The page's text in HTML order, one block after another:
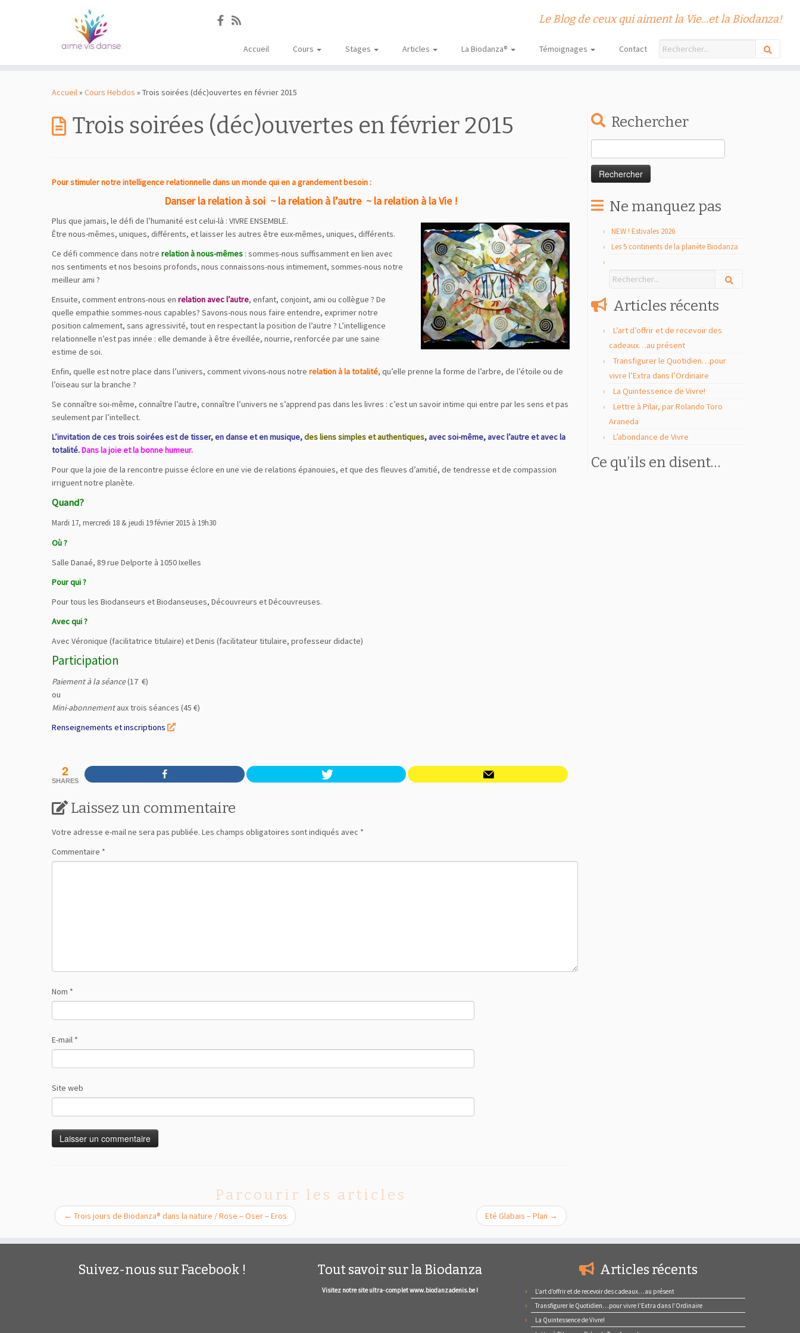
Le Blog de ceux qui aiment la Vie…et la Biodanza!
Accueil Cours Stages Articles La Biodanza® Témoignages Contact
Accueil» Cours Hebdos » Trois soirées (déc)ouvertes en février 2015
Trois soirées (déc)ouvertes en février 2015
Pour stimuler notre intelligence relationnelle dans un monde qui en a grandement besoin :
Danser la relation à soi ~la relation à l’autre ~ la relation à la Vie !
Plus que jamais, le défi de l’humanité est celui-là : VIVRE ENSEMBLE.
Être nous-mêmes, uniques, différents, et laisser les autres être eux-mêmes, uniques, différents.
Ce défi commence dans notre relation à nous-mêmes : sommes-nous suffisamment en lien avec
nos sentiments et nos besoins profonds, nous connaissons-nous intimement, sommes-nous notre
meilleur ami ?
Ensuite, comment entrons-nous en relation avec l’autre, enfant, conjoint, ami ou collègue ? De
quelle empathie sommes-nous capables? Savons-nous nous faire entendre, exprimer notre
position calmement, sans agressivité, tout en respectant la position de l’autre ? L’intelligence
relationnelle n’est pas innée : elle demande à être éveillée, nourrie, renforcée par une saine
estime de soi.
Enfin, quelle est notre place dans l’univers, comment vivons-nous notre relation à la totalité, qu’elle prenne la forme de l’arbre, de l’étoile ou de
l’oiseau sur la branche ?
Se connaître soi-même, connaître l’autre, connaître l’univers ne s’apprend pas dans les livres : c’est un savoir intime qui entre par les sens et pas
seulement par l’intellect.
L’invitation de ces trois soirées est de tisser, en danse et en musique,des liens simples et authentiques, avec soi-même, avec l’autre et avec la
totalité.Dans la joie et la bonne humeur.
Pour que la joie de la rencontre puisse éclore en une vie de relations épanouies, et que des fleuves d’amitié, de tendresse et de compassion
irriguent notre planète.
Quand?
Mardi 17, mercredi 18 & jeudi 19 février 2015 à 19h30
Où ?
Salle Danaé, 89 rue Delporte à 1050 Ixelles
Pour qui ?
Pour tous les Biodanseurs et Biodanseuses, Découvreurs et Découvreuses.
Avec qui ?
Avec Véronique (facilitatrice titulaire) et Denis (facilitateur titulaire, professeur didacte)
Participation
Paiement à la séance(17 €)
ou
Mini-abonnementaux trois séances (45 €)
Renseignements et inscriptions
2
SHARES
Laissez un commentaire
Votre adresse e-mail ne sera pas publiée. Les champs obligatoires sont indiqués avec *
Commentaire *
Nom *
E-mail *
Site web
Parcourir les articles
← Trois jours de Biodanza® dans la nature / Rose – Oser – Eros Eté Glabais – Plan →
Rechercher
Ne manquez pas
NEW ! Estivales 2026
Les 5 continents de la planète Biodanza
Articles récents
L’art d’offrir et de recevoir des
cadeaux…au présent
Transfigurer le Quotidien…pour
vivre l’Extra dans l’Ordinaire
La Quintessence de Vivre!
Lettre à Pilar, par Rolando Toro
Araneda
L’abondance de Vivre
Ce qu’ils en disent…
Suivez-nous sur Facebook ! Tout savoir sur la Biodanza
Visitez notre site ultra- complet www.biodanzadenis.be !
Articles récents
L’art d’offrir et de recevoir des cadeaux…au présent
Transfigurer le Quotidien…pour vivre l’Extra dans l’Ordinaire
La Quintessence de Vivre!